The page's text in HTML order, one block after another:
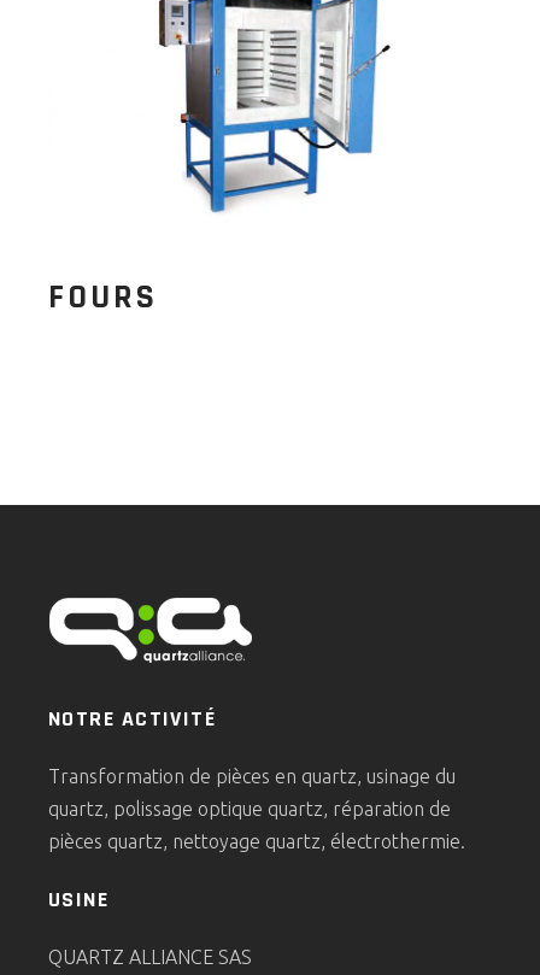
FOURS
NOTRE ACTIVITÉ
Transformation de pièces en quartz, usinage du
quartz, polissage optique quartz, réparation de
pièces quartz, nettoyage quartz, électrothermie.
USINE
QUARTZ ALLIANCE SAS